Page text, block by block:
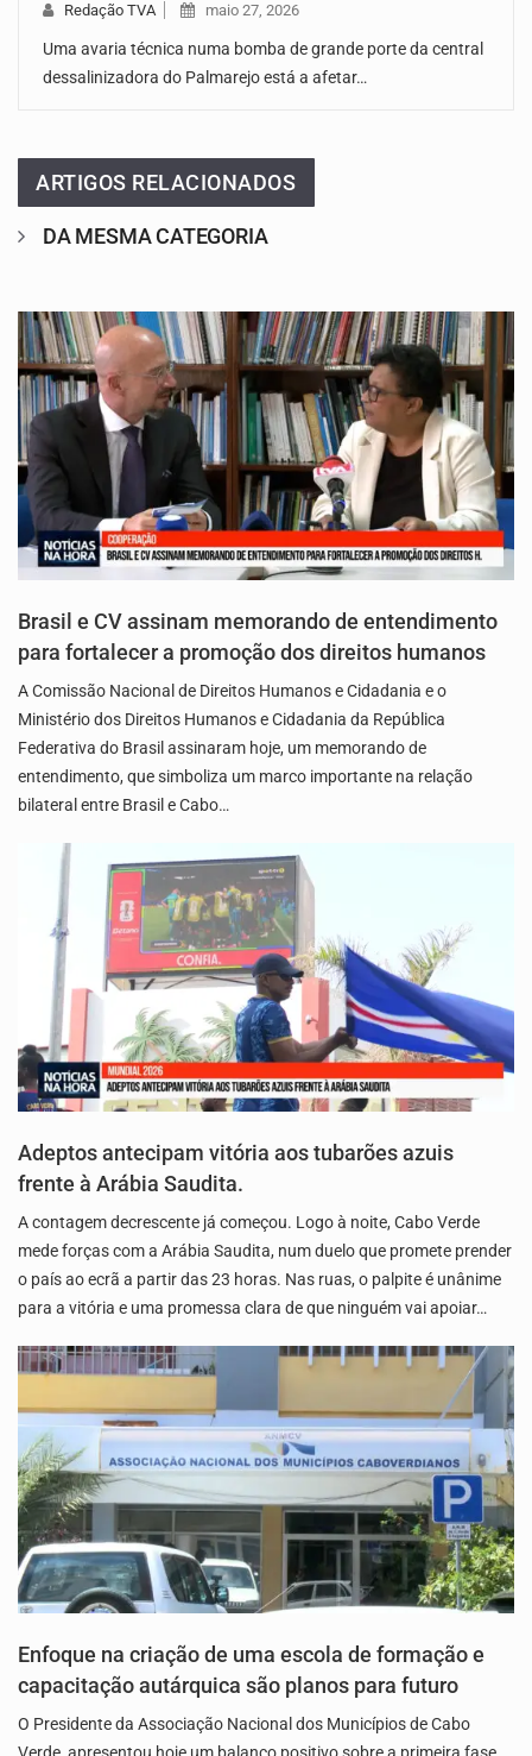
Redação TVA maio 27, 2026
Uma avaria técnica numa bomba de grande porte da central
dessalinizadora do Palmarejo está a afetar…
ARTIGOS RELACIONADOS
DA MESMA CATEGORIA
Brasil e CV assinam memorando de entendimento
para fortalecer a promoção dos direitos humanos
A Comissão Nacional de Direitos Humanos e Cidadania e o
Ministério dos Direitos Humanos e Cidadania da República
Federativa do Brasil assinaram hoje, um memorando de
entendimento, que simboliza um marco importante na relação
bilateral entre Brasil e Cabo…
Adeptos antecipam vitória aos tubarões azuis
frente à Arábia Saudita.
A contagem decrescente já começou. Logo à noite, Cabo Verde
mede forças com a Arábia Saudita, num duelo que promete prender
o país ao ecrã a partir das 23 horas. Nas ruas, o palpite é unânime
para a vitória e uma promessa clara de que ninguém vai apoiar…
Enfoque na criação de uma escola de formação e
capacitação autárquica são planos para futuro
O Presidente da Associação Nacional dos Municípios de Cabo